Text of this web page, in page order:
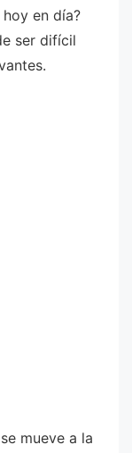
en día?
ser difícil
mueve a la